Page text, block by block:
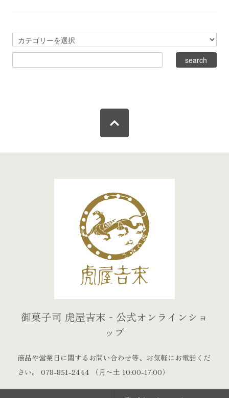
御菓子司 虎屋吉末‐公式オンラインショ
ップ
商品や営業日に関するお問い合わせ等、お気軽にお電話くだ
さい。
078-851-2444 （月〜土 10:00-17:00）